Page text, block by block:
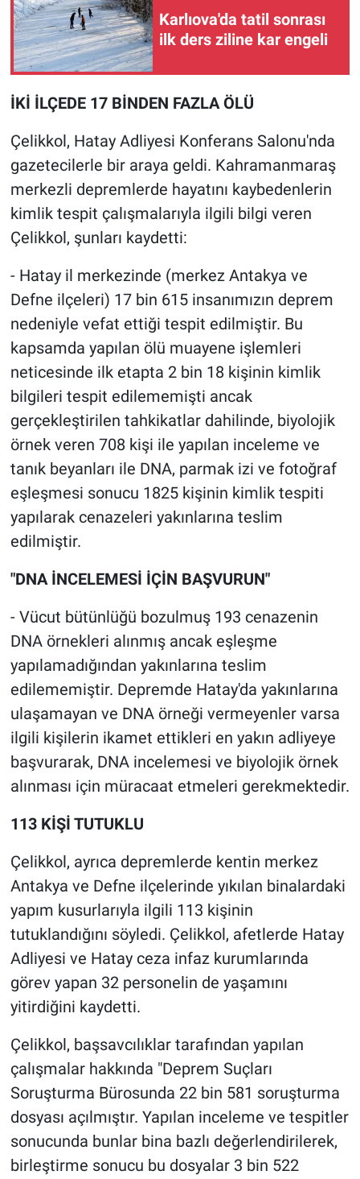
Karlıova'da tatil sonrası
ilk ders ziline kar engeli
İKİ İLÇEDE 17 BİNDEN FAZLA ÖLÜ
Çelikkol, Hatay Adliyesi Konferans Salonu'nda
gazetecilerle bir araya geldi. Kahramanmaraş
merkezli depremlerde hayatını kaybedenlerin
kimlik tespit çalışmalarıyla ilgili bilgi veren
Çelikkol, şunları kaydetti:
- Hatay il merkezinde (merkez Antakya ve
Defne ilçeleri) 17 bin 615 insanımızın deprem
nedeniyle vefat ettiği tespit edilmiştir. Bu
kapsamda yapılan ölü muayene işlemleri
neticesinde ilk etapta 2 bin 18 kişinin kimlik
bilgileri tespit edilememişti ancak
gerçekleştirilen tahkikatlar dahilinde, biyolojik
örnek veren 708 kişi ile yapılan inceleme ve
tanık beyanları ile DNA, parmak izi ve fotoğraf
eşleşmesi sonucu 1825 kişinin kimlik tespiti
yapılarak cenazeleri yakınlarına teslim
edilmiştir.
"DNA İNCELEMESİ İÇİN BAŞVURUN"
- Vücut bütünlüğü bozulmuş 193 cenazenin
DNA örnekleri alınmış ancak eşleşme
yapılamadığından yakınlarına teslim
edilememiştir. Depremde Hatay'da yakınlarına
ulaşamayan ve DNA örneği vermeyenler varsa
ilgili kişilerin ikamet ettikleri en yakın adliyeye
başvurarak, DNA incelemesi ve biyolojik örnek
alınması için müracaat etmeleri gerekmektedir.
113 KİŞİ TUTUKLU
Çelikkol, ayrıca depremlerde kentin merkez
Antakya ve Defne ilçelerinde yıkılan binalardaki
yapım kusurlarıyla ilgili 113 kişinin
tutuklandığını söyledi. Çelikkol, afetlerde Hatay
Adliyesi ve Hatay ceza infaz kurumlarında
görev yapan 32 personelin de yaşamını
yitirdiğini kaydetti.
Çelikkol, başsavcılıklar tarafından yapılan
çalışmalar hakkında "Deprem Suçları
Soruşturma Bürosunda 22 bin 581 soruşturma
dosyası açılmıştır. Yapılan inceleme ve tespitler
sonucunda bunlar bina bazlı değerlendirilerek,
birleştirme sonucu bu dosyalar 3 bin 522